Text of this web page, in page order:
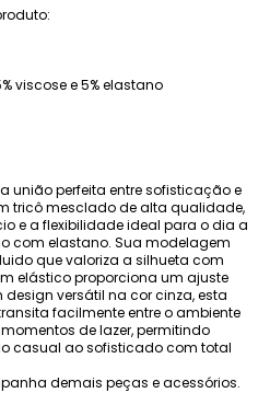
viscose e 5% elastano
união perfeita entre sofisticação e
tricô mesclado de alta qualidade,
e a flexibilidade ideal para o dia a
com elastano. Sua modelagem
que valoriza a silhueta com
elástico proporciona um ajuste
versátil na cor cinza, esta
facilmente entre o ambiente
de lazer, permitindo
casual ao sofisticado com total
demais peças e acessórios.